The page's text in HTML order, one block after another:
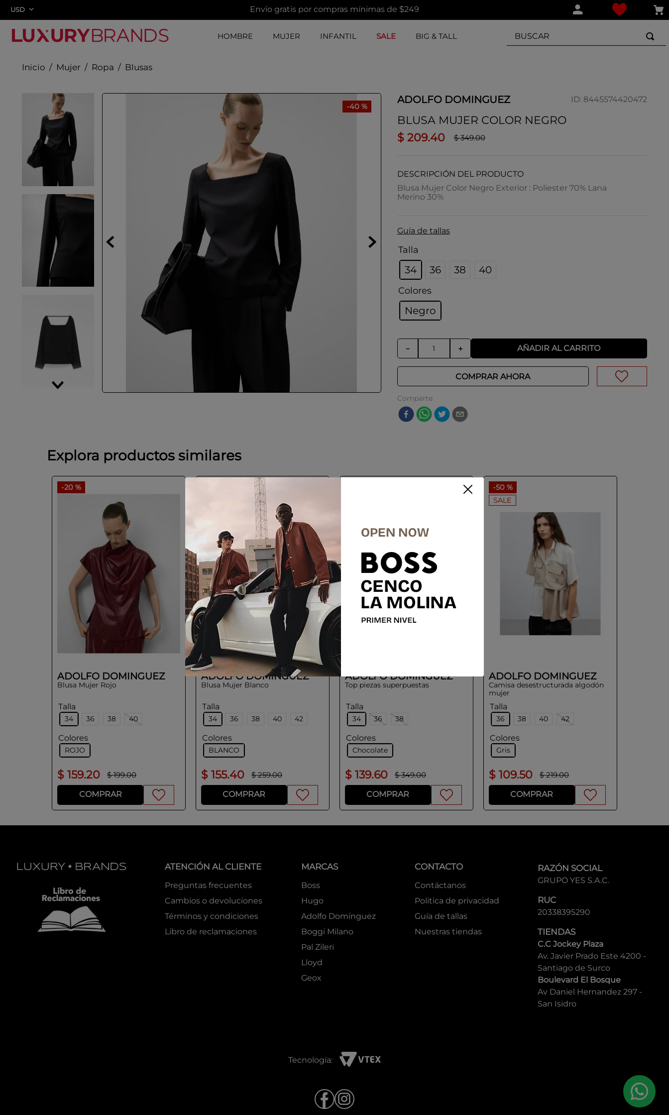
Envío gratis por compras mínimas de $249
USD
HOMBRE MUJER INFANTIL SALE BIG & TALL
BUSCAR
Mujer Ropa Blusas
-40 %
ADOLFO DOMINGUEZ ID: 8445574420472
BLUSA MUJER COLOR NEGRO
$ 209.40 $ 349.00
DESCRIPCIÓN DEL PRODUCTO
Blusa Mujer Color Negro Exterior : Poliester 70% Lana
Merino 30%
Guía de tallas
Talla
34 36 38 40
Colores
Negro
＋
－ AÑADIR AL CARRITO
COMPRAR AHORA
Comparte
Explora productos similares
-20 %
ADOLFO DOMINGUEZ
Blusa Mujer Rojo
Talla
34 36 38 40
Colores
ROJO
$ 159.20 $ 199.00
COMPRAR
ADOLFO DOMINGUEZ
Blusa Mujer Blanco
Talla
34 36 38 40 42
Colores
BLANCO
$ 155.40 $ 259.00
COMPRAR
ADOLFO DOMINGUEZ
Top piezas superpuestas
Talla
34 36 38
Colores
Chocolate
$ 139.60 $ 349.00
COMPRAR
-50 %
SALE
ADOLFO DOMINGUEZ
Camisa desestructurada algodón
mujer
Talla
36 38 40 42
Colores
Gris
$ 109.50 $ 219.00
COMPRAR
ATENCIÓN AL CLIENTE
Preguntas frecuentes
Cambios o devoluciones
Términos y condiciones
Libro de reclamaciones
MARCAS
Boss
Hugo
Adolfo Domínguez
Boggi Milano
Pal Zileri
Lloyd
Geox
CONTACTO
Contáctanos
Politica de privacidad
Guía de tallas
Nuestras tiendas
RAZÓN SOCIAL
GRUPO YES S.A.C.
RUC
20338395290
TIENDAS
C.C Jockey Plaza
Av. Javier Prado Este 4200 -
Santiago de Surco
Boulevard El Bosque
Av Daniel Hernandez 297 -
San Isidro
Tecnología: